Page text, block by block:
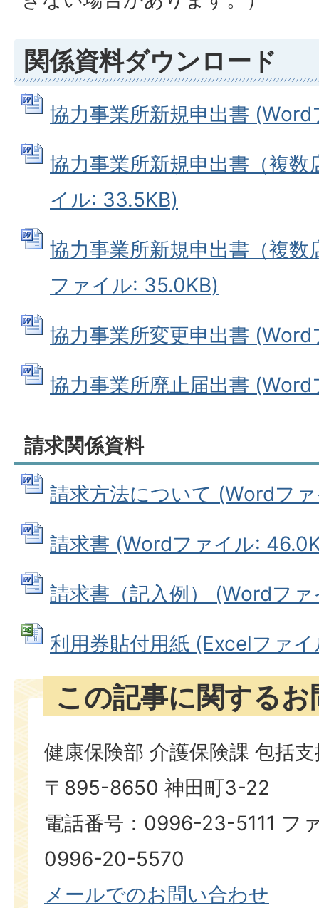
関係資料ダウンロード
協力事業所新規申出書
協力事業所新規申出書（複
イル: 33.5KB)
協力事業所新規申出書（複
ファイル: 35.0KB)
協力事業所変更申出書
協力事業所廃止届出書
請求関係資料
請求方法について (Wordフ
請求書 (Wordファイル:
請求書（記入例） (Wordフ
利用券貼付用紙 (Excelファ
この記事に関する
健康保険部 介護保険課 包括
〒895-8650 神田町3-22
電話番号：0996-23-5111 フ
0996-20-5570
メールでのお問い合わせ